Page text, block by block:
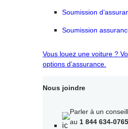
Soumission
Soumission
Vous louez une voiture ?
options d’assurance.
Nous joindre
Parler à un
au 1 844 634-0765